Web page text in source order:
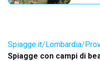
Spiagge.it Lombardia
Spiagge con campi di